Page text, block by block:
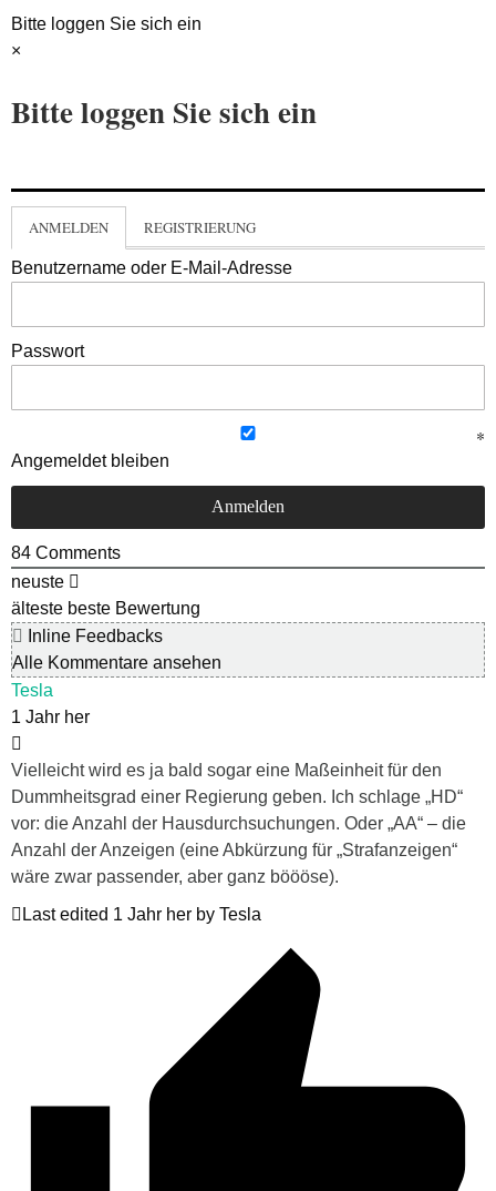
Bitte loggen Sie sich ein
×
Bitte loggen Sie sich ein
ANMELDEN REGISTRIERUNG
Benutzername oder E-Mail-Adresse
Passwort
Angemeldet bleiben
84 Comments
neuste
älteste beste Bewertung
Inline Feedbacks
Alle Kommentare ansehen
Tesla
1 Jahr her
Vielleicht wird es ja bald sogar eine Maßeinheit für den
Dummheitsgrad einer Regierung geben. Ich schlage „HD“
vor: die Anzahl der Hausdurchsuchungen. Oder „AA“ – die
Anzahl der Anzeigen (eine Abkürzung für „Strafanzeigen“
wäre zwar passender, aber ganz böööse).
Last edited 1 Jahr her by Tesla